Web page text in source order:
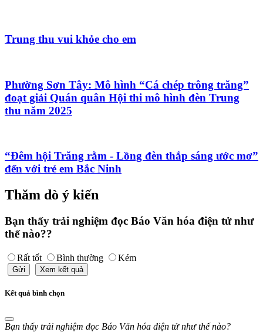
Trung thu vui khỏe cho em
Phường Sơn Tây: Mô hình “Cá chép trông trăng”
đoạt giải Quán quân Hội thi mô hình đèn Trung
thu năm 2025
“Đêm hội Trăng rằm - Lồng đèn thắp sáng ước mơ”
đến với trẻ em Bắc Ninh
Thăm dò ý kiến
Bạn thấy trải nghiệm đọc Báo Văn hóa điện tử như
thế nào??
Rất tốt Bình thường Kém
Gửi Xem kết quả
Kết quả bình chọn
Bạn thấy trải nghiệm đọc Báo Văn hóa điện tử như thế nào?